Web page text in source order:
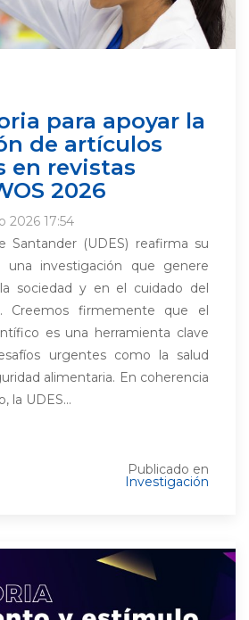
para apoyar la
de artículos
en revistas
2026
2026 17:54
Santander (UDES) reafirma su
una investigación que genere
sociedad y en el cuidado del
Creemos firmemente que el
es una herramienta clave
urgentes como la salud
alimentaria. En coherencia
la UDES...
Publicado en
Investigación